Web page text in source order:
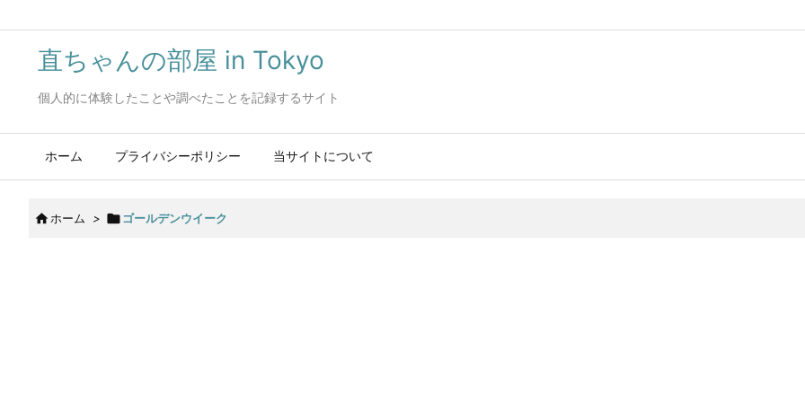
直ちゃんの部屋 in Tokyo
個人的に体験したことや調べたことを記録するサイト
ホーム プライバシーポリシー 当サイトについて
 ホーム >  ゴールデンウイーク